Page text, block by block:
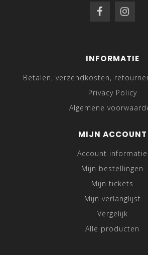
INFORMATIE
Betalen, verzendkosten,
Privacy Policy
Algemene
MIJN ACCOUNT
Account informatie
Mijn bestellingen
Mijn tickets
Mijn verlanglijst
Vergelijk
Alle producten